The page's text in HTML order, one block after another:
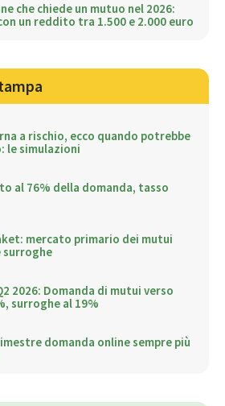
che chiede un mutuo nel 2026:
un reddito tra 1.500 e 2.000 euro
a rischio, ecco quando potrebbe
le simulazioni
al 76% della domanda, tasso
mercato primario dei mutui
2026: Domanda di mutui verso
surroghe al 19%
domanda online sempre più